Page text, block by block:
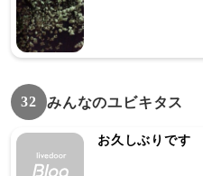
32 みんなのユビキタス
お久しぶりです